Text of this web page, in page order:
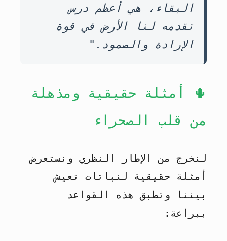
البقاء، هي أعظم درس
تقدمه لنا الأرض في قوة
الإرادة والصمود."
🌵 أمثلة حقيقية ومذهلة
من قلب الصحراء
لنخرج من الإطار النظري ونستعرض
أمثلة حقيقية لنباتات تعيش
بيننا وتطبق هذه القواعد
ببراعة: